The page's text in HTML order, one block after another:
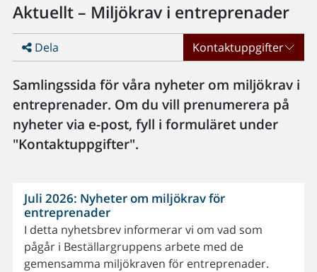
Aktuellt – Miljökrav i entreprenader
Dela Kontaktuppgifter
Samlingssida för våra nyheter om miljökrav i
entreprenader. Om du vill prenumerera på
nyheter via e-post, fyll i formuläret under
"Kontaktuppgifter".
Juli 2026: Nyheter om miljökrav för
entreprenader
I detta nyhetsbrev informerar vi om vad som
pågår i Beställargruppens arbete med de
gemensamma miljökraven för entreprenader.